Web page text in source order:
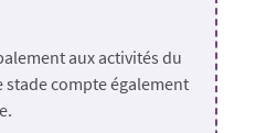
aux activités du
stade compte également